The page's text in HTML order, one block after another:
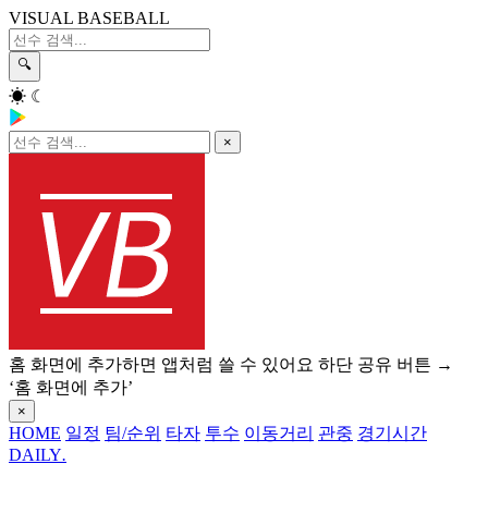
VISUAL BASEBALL
🔍
☀ ☾
×
홈 화면에 추가하면 앱처럼 쓸 수 있어요 하단 공유 버튼 →
‘홈 화면에 추가’
×
HOME 일정 팀/순위 타자 투수 이동거리 관중 경기시간
DAILY.